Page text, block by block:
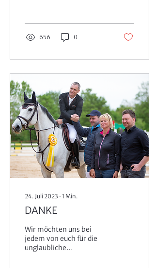
Vlies der Fa....
656 0
24. Juli 2023 ∙ 1 Min.
DANKE
Wir möchten uns bei
jedem von euch für die
unglaubliche